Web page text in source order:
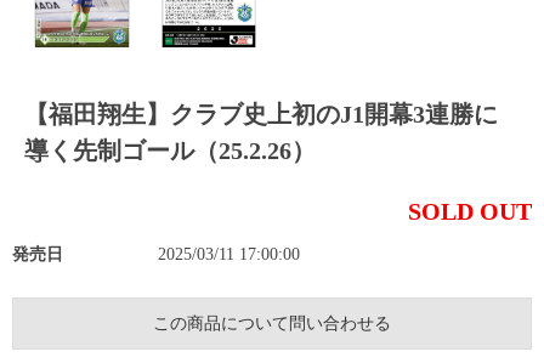
【福田翔生】クラブ史上初のJ1開幕3連勝に
導く先制ゴール（25.2.26）
SOLD OUT
発売日 2025/03/11 17:00:00
この商品について問い合わせる